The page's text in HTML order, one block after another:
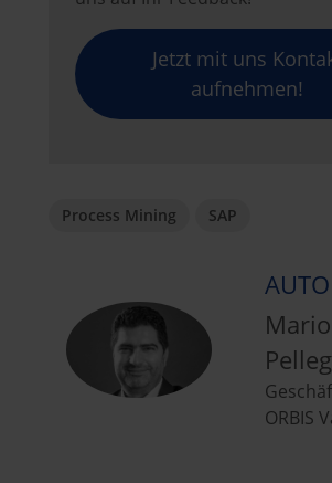
Jetzt mit uns
aufnehmen!
Process Mining SAP
Mario
ORBIS